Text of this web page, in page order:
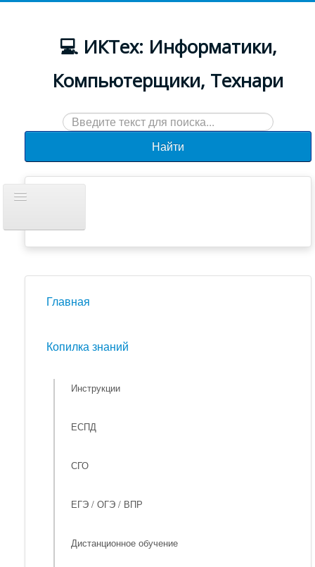
💻 ИКТех: Информатики,
Компьютерщики, Технари
Искать...
Найти
навигацию
Новости
Главная
Копилка знаний
Инструкции
ЕСПД
СГО
ЕГЭ / ОГЭ / ВПР
Дистанционное обучение